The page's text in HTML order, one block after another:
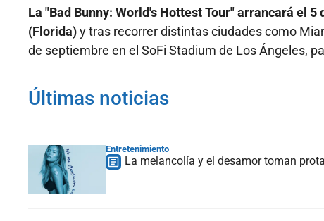
La "Bad Bunny: World's Hottest Tour" arrancará el
(Florida)y tras recorrer distintas ciudades como
de septiembre en el SoFi Stadium de Los Ángeles,
Últimas noticias
Entretenimiento
La melancolía y el desamor toman